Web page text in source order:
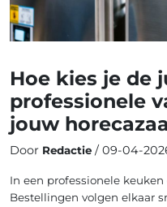
Hoe kies je de
professionele
jouw
Door Redactie / 09-04-
In een professionele
Bestellingen volgen elkaar